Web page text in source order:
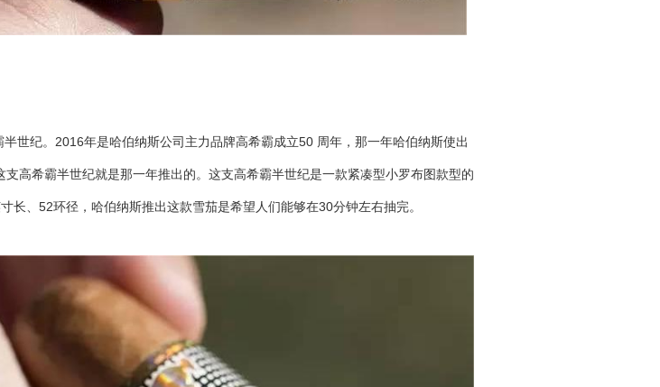
世纪。2016年是哈伯纳斯公司主力品牌高希霸成立50 周年，那一年哈伯纳斯使出
支高希霸半世纪就是那一年推出的。这支高希霸半世纪是一款紧凑型小罗布图款型的
长、52环径，哈伯纳斯推出这款雪茄是希望人们能够在30分钟左右抽完。